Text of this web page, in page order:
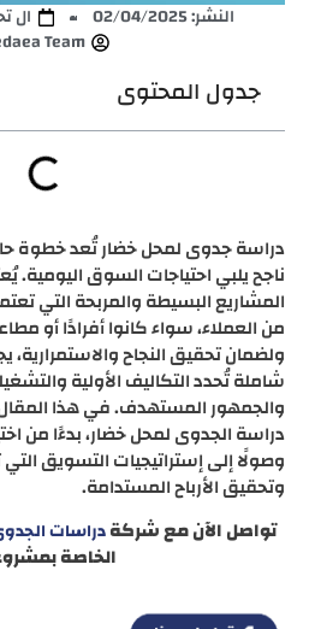
النشر:02/04/2025
ال
Team
جدول المحتوى
دراسة جدوى لمحل خضار تُعد خطوة
ناجح يلبي احتياجات السوق اليومية.
المشاريع البسيطة والمربحة التي
من العملاء، سواء كانوا أفرادًا أو
ولضمان تحقيق النجاح
شاملة تُحدد التكاليف الأولية
والجمهور المستهدف. في هذا
دراسة الجدوى لمحل خضار، بدءًا من
وصولًا إلى إستراتيجيات التسويق
وتحقيق الأرباح المستدامة.
تواصل الآن مع شركةدراسات
الخاصة